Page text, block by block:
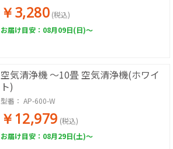
￥3,280 (税込)
お届け目安：08月09日(日)～
空気清浄機 ～10畳 空気清浄機(ホワイ
ト)
型番： AP-600-W
￥12,979 (税込)
お届け目安：08月29日(土)～